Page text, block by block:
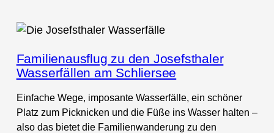
Familienausflug zu den Josefsthaler
Wasserfällen am Schliersee
Einfache Wege, imposante Wasserfälle, ein schöner
Platz zum Picknicken und die Füße ins Wasser halten –
also das bietet die Familienwanderung zu den